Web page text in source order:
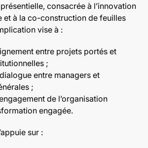
consacrée à l’innovation
et à la co-construction de feuilles
vise à :
entre projets portés et
;
entre managers et
;
de l’organisation
engagée.
sur :